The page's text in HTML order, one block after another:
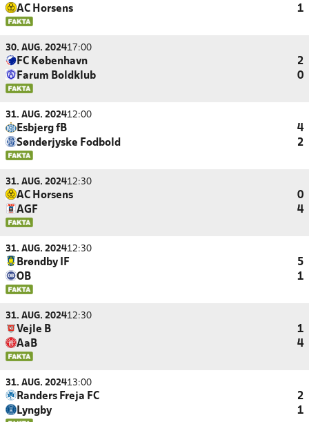
AC Horsens
1
30. AUG. 202417:00
FC København
2
Farum Boldklub
0
31. AUG. 202412:00
Esbjerg fB
4
Sønderjyske Fodbold
2
31. AUG. 202412:30
AC Horsens
0
AGF
4
31. AUG. 202412:30
Brøndby IF
5
OB
1
31. AUG. 202412:30
Vejle B
1
AaB
4
31. AUG. 202413:00
Randers Freja FC
2
Lyngby
1